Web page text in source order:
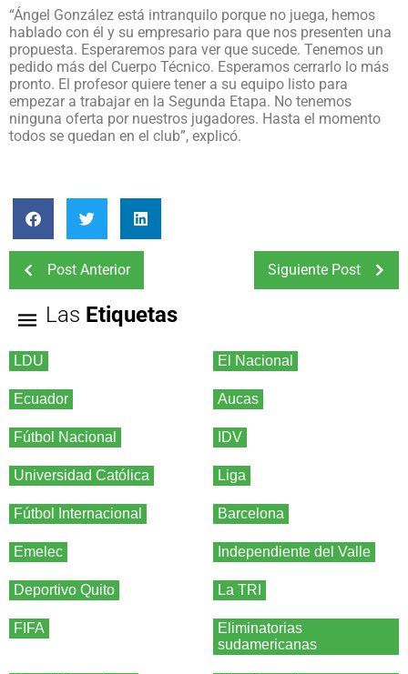
“Ángel González está intranquilo porque no juega, hemos
hablado con él y su empresario para que nos presenten una
propuesta. Esperaremos para ver que sucede. Tenemos un
pedido más del Cuerpo Técnico. Esperamos cerrarlo lo más
pronto. El profesor quiere tener a su equipo listo para
empezar a trabajar en la Segunda Etapa. No tenemos
ninguna oferta por nuestros jugadores. Hasta el momento
todos se quedan en el club”, explicó.
Post Anterior Siguiente Post
Las Etiquetas
LDU El Nacional
Ecuador Aucas
Fútbol Nacional IDV
Universidad Católica Liga
Fútbol Internacional Barcelona
Emelec Independiente del Valle
Deportivo Quito La TRI
FIFA
Eliminatorias
sudamericanas